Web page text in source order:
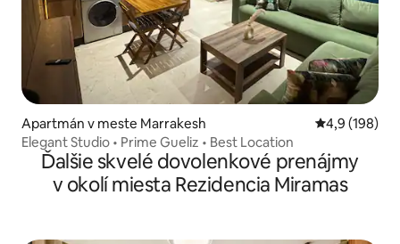
Apartmán v meste Marrakesh Priemerné
4,9 (198)
Elegant Studio • Prime Gueliz • Best Location
Ďalšie skvelé dovolenkové prenájmy
v okolí miesta Rezidencia Miramas